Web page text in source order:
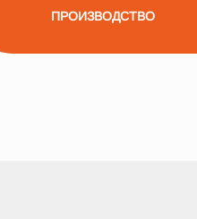
ПРОИЗВОДСТВО